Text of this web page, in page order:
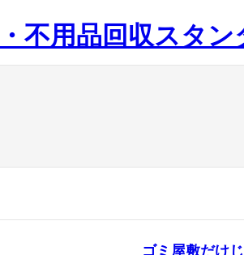
不用品回収スタン
ゴミ屋敷だけ